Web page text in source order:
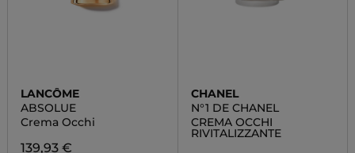
LANCÔME
ABSOLUE
Crema Occhi
139,93 €
CHANEL
N°1 DE CHANEL
CREMA OCCHI
RIVITALIZZANTE